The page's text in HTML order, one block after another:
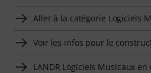
Aller à la catégorie Logiciels
Voir les infos pour le
LANDR Logiciels Musicaux